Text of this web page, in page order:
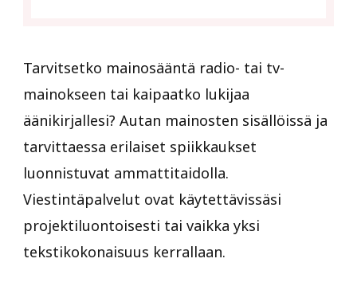
Tarvitsetko mainosääntä radio- tai tv-
mainokseen tai kaipaatko lukijaa
äänikirjallesi? Autan mainosten sisällöissä ja
tarvittaessa erilaiset spiikkaukset
luonnistuvat ammattitaidolla.
Viestintäpalvelut ovat käytettävissäsi
projektiluontoisesti tai vaikka yksi
tekstikokonaisuus kerrallaan.